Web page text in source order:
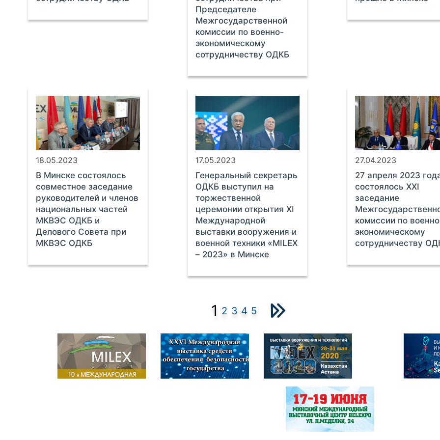
Председателе
Межгосударственной
комиссии по военно-
экономическому
сотрудничеству ОДКБ
18.05.2023
В Минске состоялось
совместное заседание
руководителей и членов
национальных частей
МКВЭС ОДКБ и
Делового Совета при
МКВЭС ОДКБ
17.05.2023
Генеральный секретарь
ОДКБ выступил на
торжественной
церемонии открытия XI
Международной
выставки вооружения и
военной техники «MILEX
– 2023» в Минске
27.04.2023
27 апреля 2023
состоялось XXI
заседание
комиссии по
экономическому
сотрудничеству
1 2 3 4 5